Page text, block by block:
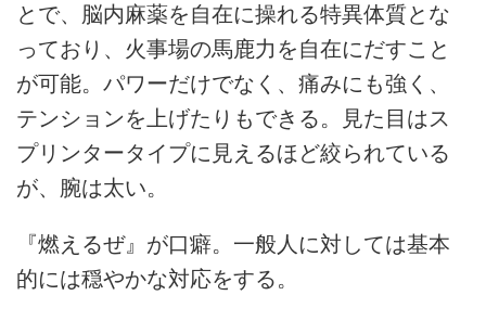
とで、脳内麻薬を自在に操れる特異体質とな
っており、火事場の馬鹿力を自在にだすこと
が可能。パワーだけでなく、痛みにも強く、
テンションを上げたりもできる。見た目はス
プリンタータイプに見えるほど絞られている
が、腕は太い。
『燃えるぜ』が口癖。一般人に対しては基本
的には穏やかな対応をする。